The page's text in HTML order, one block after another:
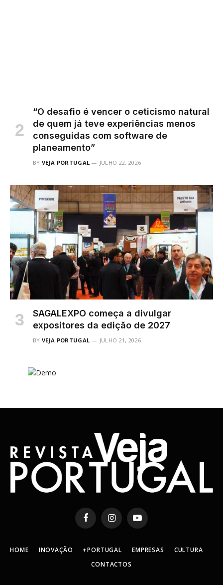
“O desafio é vencer o ceticismo natural
de quem já teve experiências menos
conseguidas com software de
planeamento”
BY VEJA PORTUGAL JULHO 22, 2026
SAGALEXPO começa a divulgar
expositores da edição de 2027
BY VEJA PORTUGAL JULHO 21, 2026
FacebookInstagramYouTube
HOME INOVAÇÃO +PORTUGAL EMPRESAS
CULTURA
CONTACTOS